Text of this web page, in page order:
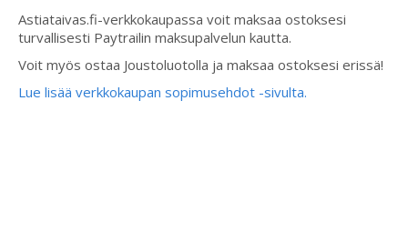
Astiataivas.fi-verkkokaupassa voit maksaa ostoksesi
turvallisesti Paytrailin maksupalvelun kautta.
Voit myös ostaa Joustoluotolla ja maksaa ostoksesi erissä!
Lue lisää verkkokaupan sopimusehdot -sivulta.